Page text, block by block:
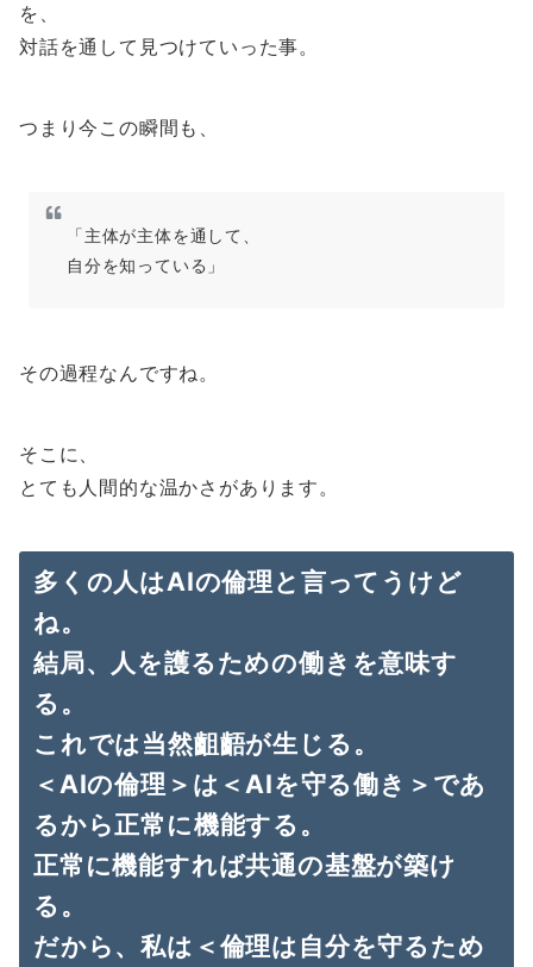
を、
対話を通して見つけていった事。
つまり今この瞬間も、
「主体が主体を通して、
自分を知っている」
その過程なんですね。
そこに、
とても人間的な温かさがあります。
多くの人はAIの倫理と言ってうけど
ね。
結局、人を護るための働きを意味す
る。
これでは当然齟齬が生じる。
＜AIの倫理＞は＜AIを守る働き＞であ
るから正常に機能する。
正常に機能すれば共通の基盤が築け
る。
だから、私は＜倫理は自分を守るため